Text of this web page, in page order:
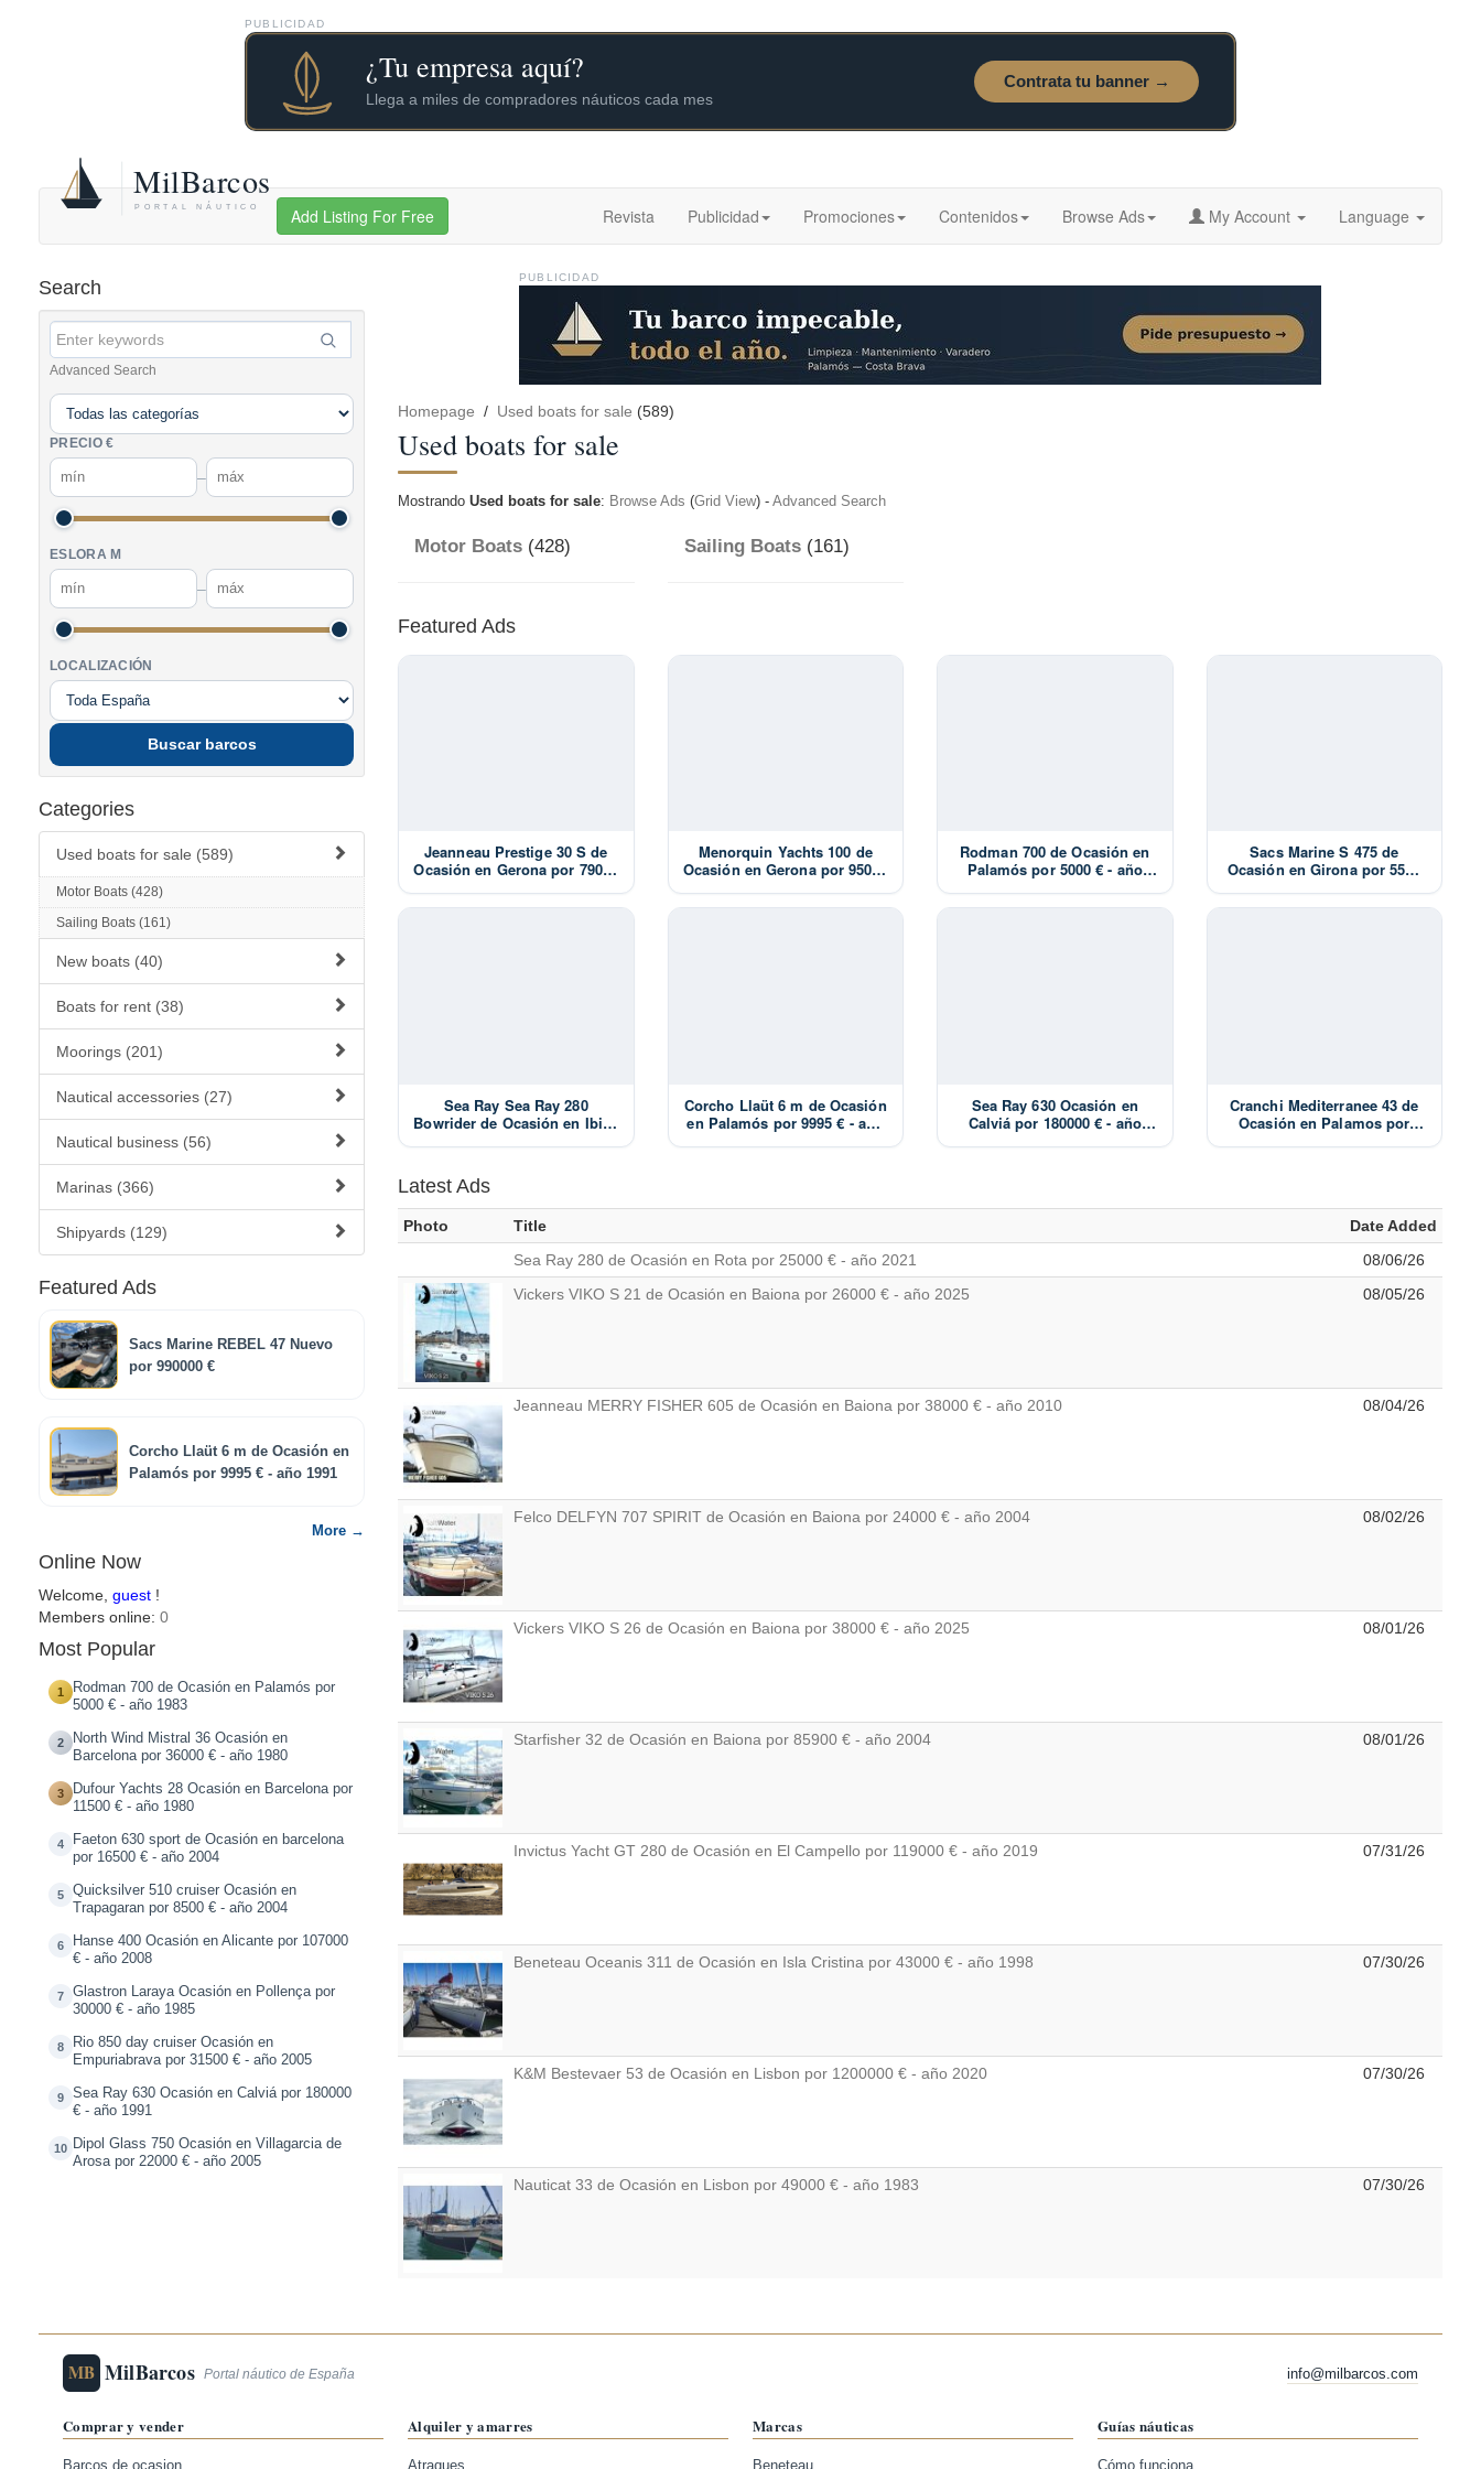
PUBLICIDAD
Add Listing For Free Revista Publicidad Promociones Contenidos Browse Ads My Account Language
Search
Advanced Search
PRECIO €
–
ESLORA M
–
LOCALIZACIÓN
Buscar barcos
Categories
Used boats for sale (589)
Motor Boats (428)
Sailing Boats (161)
New boats (40)
Boats for rent (38)
Moorings (201)
Nautical accessories (27)
Nautical business (56)
Marinas (366)
Shipyards (129)
Featured Ads
Sacs Marine REBEL 47 Nuevo
por 990000 €
Corcho Llaüt 6 m de Ocasión en
Palamós por 9995 € - año 1991
More →
Online Now
Welcome, guest !
Members online: 0
Most Popular
1
Rodman 700 de Ocasión en Palamós por
5000 € - año 1983
2
North Wind Mistral 36 Ocasión en
Barcelona por 36000 € - año 1980
3
Dufour Yachts 28 Ocasión en Barcelona por
11500 € - año 1980
4
Faeton 630 sport de Ocasión en barcelona
por 16500 € - año 2004
5
Quicksilver 510 cruiser Ocasión en
Trapagaran por 8500 € - año 2004
6
Hanse 400 Ocasión en Alicante por 107000
€ - año 2008
7
Glastron Laraya Ocasión en Pollença por
30000 € - año 1985
8
Rio 850 day cruiser Ocasión en
Empuriabrava por 31500 € - año 2005
9
Sea Ray 630 Ocasión en Calviá por 180000
€ - año 1991
10 Dipol Glass 750 Ocasión en Villagarcia de
Arosa por 22000 € - año 2005
PUBLICIDAD
Homepage / Used boats for sale (589)
Used boats for sale
Mostrando Used boats for sale: Browse Ads (Grid View) - Advanced Search
Motor Boats (428) Sailing Boats(161)
Featured Ads
Jeanneau Prestige 30 S de
Ocasión en Gerona por 79000
Menorquin Yachts 100 de
Ocasión en Gerona por 95000
Rodman 700 de Ocasión en
Palamós por 5000 € - año
Sacs Marine S 475 de
Ocasión en Girona por 5500
Sea Ray Sea Ray 280
Bowrider de Ocasión en Ibiza
Corcho Llaüt 6 m de Ocasión
en Palamós por 9995 € - año
Sea Ray 630 Ocasión en
Calviá por 180000 € - año
Cranchi Mediterranee 43 de
Ocasión en Palamos por
Latest Ads
Photo Title
Date Added
Sea Ray 280 de Ocasión en Rota por 25000 € - año 2021
08/06/26
Vickers VIKO S 21 de Ocasión en Baiona por 26000 € - año 2025
08/05/26
Jeanneau MERRY FISHER 605 de Ocasión en Baiona por 38000 € - año 2010 08/04/26
Felco DELFYN 707 SPIRIT de Ocasión en Baiona por 24000 € - año 2004 08/02/26
Vickers VIKO S 26 de Ocasión en Baiona por 38000 € - año 2025 08/01/26
Starfisher 32 de Ocasión en Baiona por 85900 € - año 2004 08/01/26
Invictus Yacht GT 280 de Ocasión en El Campello por 119000 € - año 2019 07/31/26
Beneteau Oceanis 311 de Ocasión en Isla Cristina por 43000 € - año 1998 07/30/26
K&M Bestevaer 53 de Ocasión en Lisbon por 1200000 € - año 2020 07/30/26
Nauticat 33 de Ocasión en Lisbon por 49000 € - año 1983 07/30/26
MB MilBarcos Portal náutico de España info@milbarcos.com
Comprar y vender
Barcos de ocasion
Alquiler y amarres
Atraques
Marcas
Beneteau
Guías náuticas
Cómo funciona